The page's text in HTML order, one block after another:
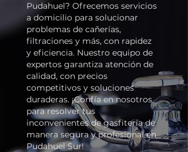
Pudahuel? Ofrecemos servicios
a domicilio para solucionar
problemas de cañerías,
filtraciones y más, con rapidez
y eficiencia. Nuestro equipo de
expertos garantiza atención de
calidad, con precios
competitivos y soluciones
duraderas. ¡Confía en nosotros
para resolver tus
inconvenientes de gasfitería de
manera segura y profesional en
Pudahuel Sur!